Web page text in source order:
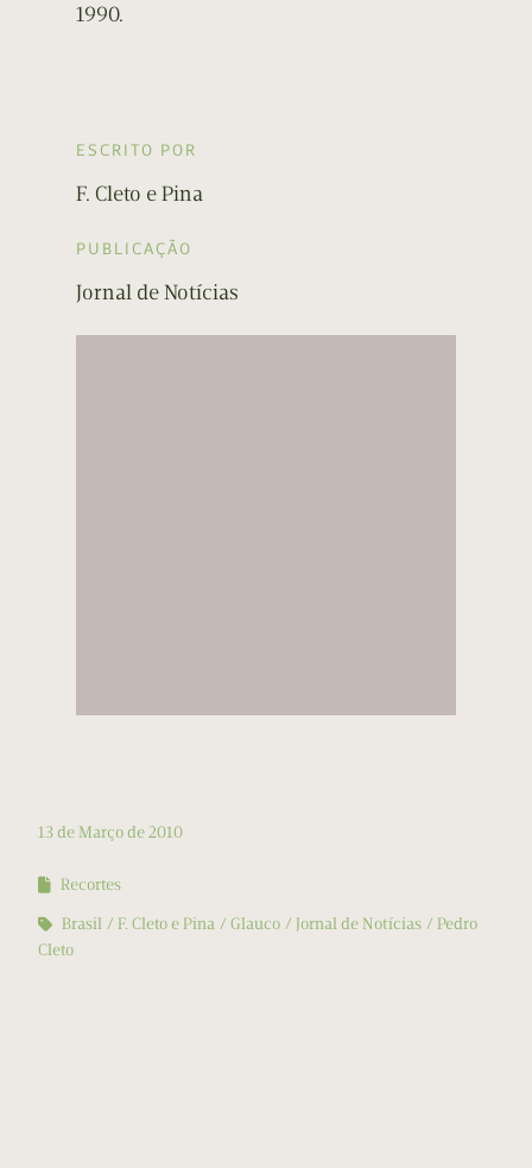
1990.
ESCRITO POR
F. Cleto e Pina
PUBLICAÇÃO
Jornal de Notícias
13 de Março de 2010
Recortes
Brasil
F. Cleto e Pina Glauco Jornal de Notícias
Pedro
Cleto